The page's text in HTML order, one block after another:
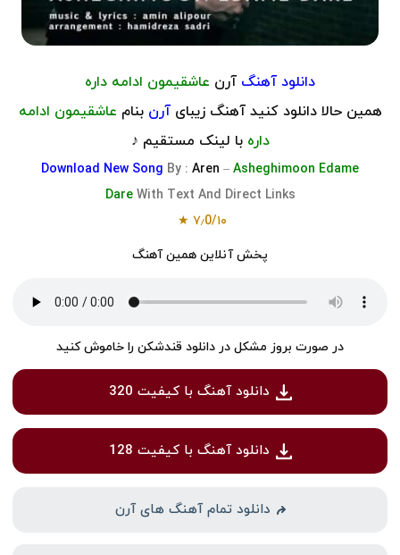
دانلود آهنگ آرن عاشقیمون ادامه داره
همین حالا دانلود کنید آهنگ زیبایآرن بنام عاشقیمون ادامه
داره با لینک مستقیم ♪
Download New Song By : Aren – Asheghimoon Edame
Dare With Text And Direct Links
۷٫0/۱۰ ★
پخش آنلاین همین آهنگ
در صورت بروز مشکل در دانلود قندشکن را خاموش کنید
دانلود آهنگ با کیفیت 320
دانلود آهنگ با کیفیت 128
دانلود تمام آهنگ های آرن